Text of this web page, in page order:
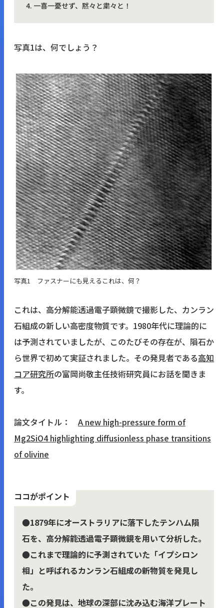
一喜一憂せず、黙々と粛々と！
写真1は、何でしょう？
写真1 ファスナーにも見えるこれは、何？
これは、高分解能透過電子顕微鏡で撮影した、カンラン
石組成の新しい高密度物質です。1980年代に理論的に
は予測されていましたが、このたびその存在が、隕石か
ら世界で初めて実証されました。その発見者である高知
コア研究所の富岡尚敬主任技術研究員にお話を聞きま
す。
論文タイトル： A new high-pressure form of
Mg2SiO4 highlighting diffusionless phase transitions
of olivine
ココがポイント
●1879年にオーストラリアに落下したテンハム隕
石を、高分解能透過電子顕微鏡を用いて分析した。
●これまで理論的に予測されていた「イプシロン
相」と呼ばれるカンラン石組成の新物質を発見し
た。
●この発見は、地球の深部に沈み込む海洋プレート